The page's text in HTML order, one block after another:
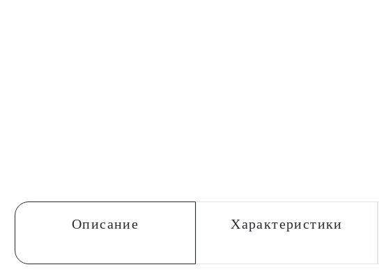
Описание Характеристики